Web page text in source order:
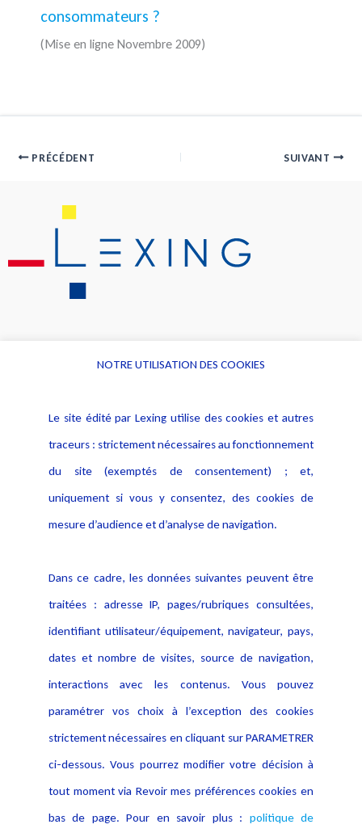
consommateurs ?
(Mise en ligne Novembre 2009)
PRÉCÉDENT SUIVANT
Alerte professionnelle
Déclaration d'accessibilité
Notice Légale
Politique de protection des
données
Publications
NOTRE UTILISATION DES COOKIES
Le site édité par Lexing utilise des cookies et autres
traceurs : strictement nécessaires au fonctionnement
du site (exemptés de consentement) ; et,
uniquement si vous y consentez, des cookies de
mesure d’audience et d’analyse de navigation.
Dans ce cadre, les données suivantes peuvent être
traitées : adresse IP, pages/rubriques consultées,
identifiant utilisateur/équipement, navigateur, pays,
dates et nombre de visites, source de navigation,
interactions avec les contenus. Vous pouvez
paramétrer vos choix à l’exception des cookies
strictement nécessaires en cliquant sur PARAMETRER
ci-dessous. Vous pourrez modifier votre décision à
tout moment via Revoir mes préférences cookies en
bas de page. Pour en savoir plus : politique de